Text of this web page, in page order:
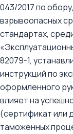
043/2017 по
взрывоопасных
стандартах,
82079-1,
инструкций по
оформленного
влияет на
(сертификат или
таможенных